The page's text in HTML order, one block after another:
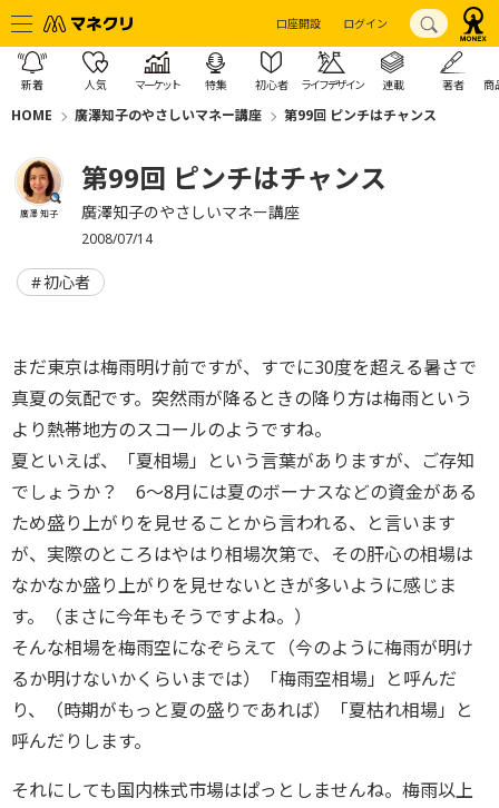
口座開設 ログイン
新着 人気 マーケット 特集 初心者 ライフデザイン 連載 著者 商
HOME 廣澤知子のやさしいマネー講座 第99回 ピンチはチャンス
廣澤 知子
第99回 ピンチはチャンス
廣澤知子のやさしいマネー講座
2008/07/14
初心者
まだ東京は梅雨明け前ですが、すでに30度を超える暑さで
真夏の気配です。突然雨が降るときの降り方は梅雨という
より熱帯地方のスコールのようですね。
夏といえば、「夏相場」という言葉がありますが、ご存知
でしょうか？ 6～8月には夏のボーナスなどの資金がある
ため盛り上がりを見せることから言われる、と言います
が、実際のところはやはり相場次第で、その肝心の相場は
なかなか盛り上がりを見せないときが多いように感じま
す。（まさに今年もそうですよね。）
そんな相場を梅雨空になぞらえて（今のように梅雨が明け
るか明けないかくらいまでは）「梅雨空相場」と呼んだ
り、（時期がもっと夏の盛りであれば）「夏枯れ相場」と
呼んだりします。
それにしても国内株式市場はぱっとしませんね。梅雨以上